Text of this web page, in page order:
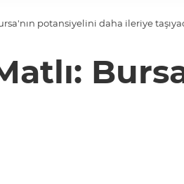
potansiyelini daha ileriye